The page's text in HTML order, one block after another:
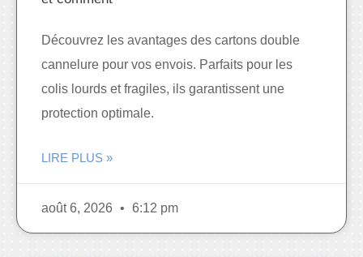
Découvrez les avantages des cartons double
cannelure pour vos envois. Parfaits pour les
colis lourds et fragiles, ils garantissent une
protection optimale.
LIRE PLUS »
août 6, 2026 6:12 pm